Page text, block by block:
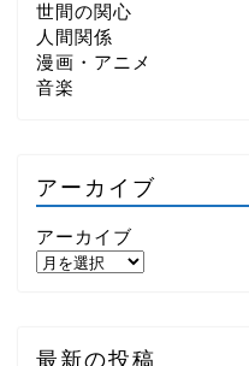
世間の関心
人間関係
漫画・アニメ
音楽
アーカイブ
アーカイブ
最新の投稿